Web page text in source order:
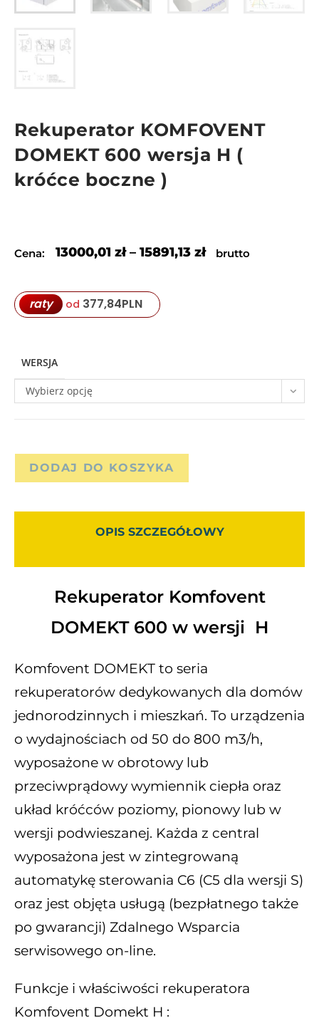
Rekuperator KOMFOVENT
DOMEKT 600 wersja H (
króćce boczne )
Cena: 13000,01 zł– 15891,13 zł brutto
raty od 377,84PLN
WERSJA
Wybierz opcję
DODAJ DO KOSZYKA
OPIS SZCZEGÓŁOWY
Rekuperator Komfovent
DOMEKT 600 w wersji H
Komfovent DOMEKT to seria
rekuperatorów dedykowanych dla domów
jednorodzinnych i mieszkań. To urządzenia
o wydajnościach od 50 do 800 m3/h,
wyposażone w obrotowy lub
przeciwprądowy wymiennik ciepła oraz
układ króćców poziomy, pionowy lub w
wersji podwieszanej. Każda z central
wyposażona jest w zintegrowaną
automatykę sterowania C6 (C5 dla wersji S)
oraz jest objęta usługą (bezpłatnego także
po gwarancji) Zdalnego Wsparcia
serwisowego on-line.
Funkcje i właściwości rekuperatora
Komfovent Domekt H :